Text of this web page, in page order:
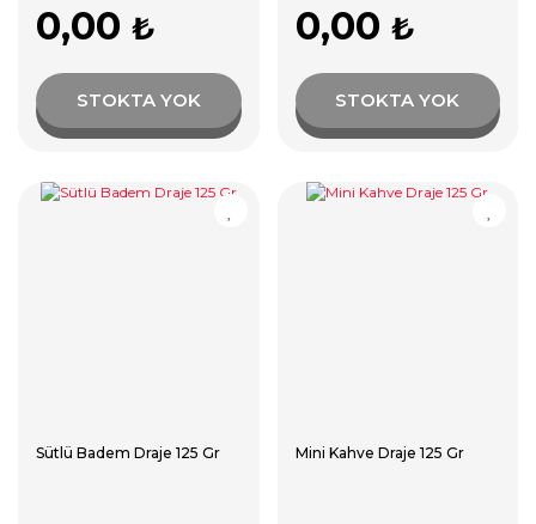
0,00 ₺
STOKTA YOK
0,00 ₺
STOKTA YOK
Sütlü Badem Draje 125 Gr Mini Kahve Draje 125 Gr